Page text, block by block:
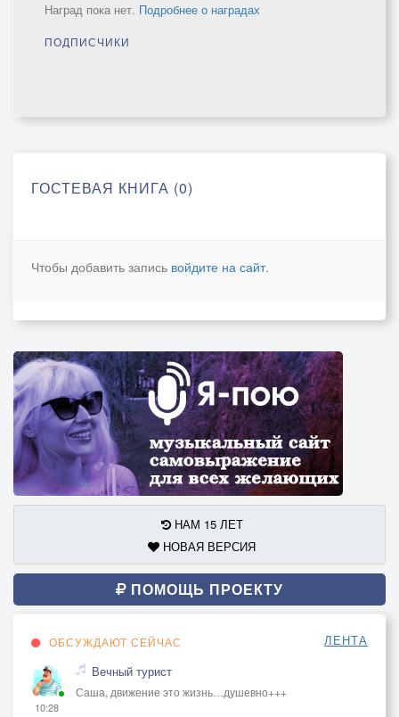
Наград пока нет. Подробнее о наградах
ПОДПИСЧИКИ
ГОСТЕВАЯ КНИГА (0)
Чтобы добавить запись войдите на сайт.
НАМ 15 ЛЕТ
НОВАЯ ВЕРСИЯ
ПОМОЩЬ ПРОЕКТУ
ОБСУЖДАЮТ СЕЙЧАС ЛЕНТА
10:28
Вечный турист
Саша, движение это жизнь…душевно+++